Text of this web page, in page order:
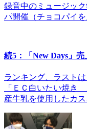
録音中のミュージッ
パ開催（チョコパイ
続5：「New Days」売
ランキング、ラスト
「ＥＣ白いたい焼き
産牛乳を使用したカ